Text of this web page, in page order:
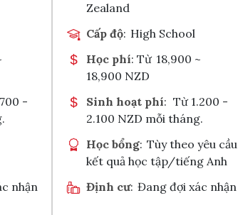
-
nhận
Zealand
Cấp độ: High School
Học phí: Từ 18,900 ~
18,900 NZD
Sinh hoạt phí: Từ 1.200 -
2.100 NZD mỗi tháng.
Học bổng: Tùy theo yêu cầu
kết quả học tập/tiếng Anh
Định cư: Đang đợi xác nhận